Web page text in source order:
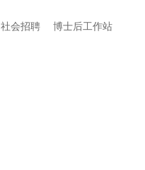
社会招聘
博士后工作站